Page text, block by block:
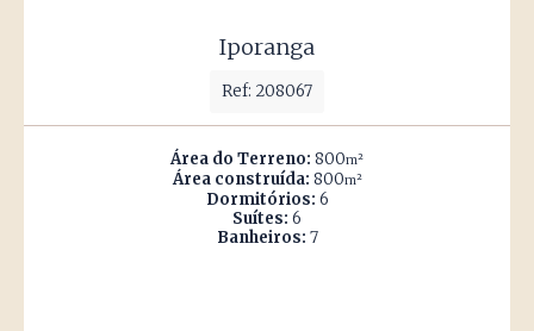
Iporanga
Ref: 208067
Área do Terreno: 800m²
Área construída: 800m²
Dormitórios: 6
Suítes: 6
Banheiros: 7